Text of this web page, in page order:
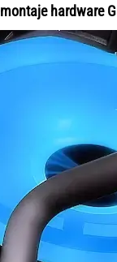
montaje hardware